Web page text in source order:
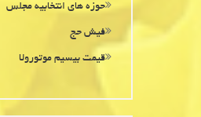
حوزه های انتخابیه مجلس
فیش حج
قیمت بیسیم موتورولا